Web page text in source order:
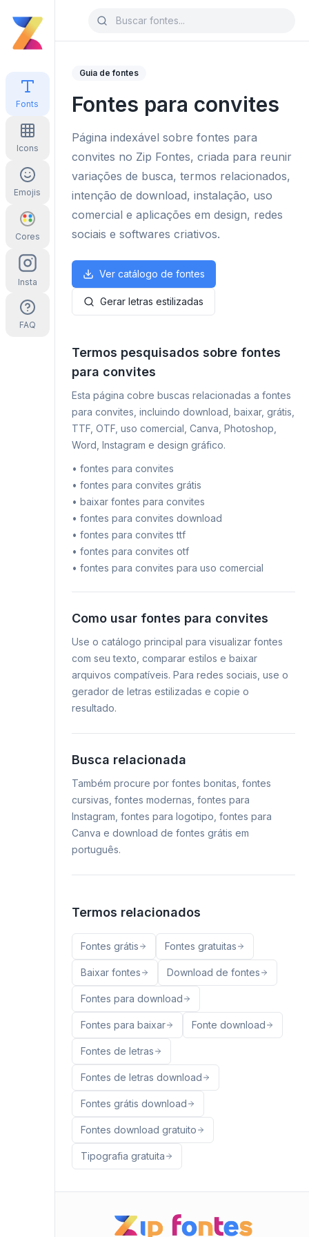
Fonts
Icons
Emojis
Cores
Insta
FAQ
Guia de fontes
Fontes para convites
Página indexável sobre fontes para
convites no Zip Fontes, criada para reunir
variações de busca, termos relacionados,
intenção de download, instalação, uso
comercial e aplicações em design, redes
sociais e softwares criativos.
Ver catálogo de fontes
Gerar letras estilizadas
Termos pesquisados sobre fontes
para convites
Esta página cobre buscas relacionadas a fontes
para convites, incluindo download, baixar, grátis,
TTF, OTF, uso comercial, Canva, Photoshop,
Word, Instagram e design gráfico.
• fontes para convites
• fontes para convites grátis
• baixar fontes para convites
• fontes para convites download
• fontes para convites ttf
• fontes para convites otf
• fontes para convites para uso comercial
Como usar fontes para convites
Use o catálogo principal para visualizar fontes
com seu texto, comparar estilos e baixar
arquivos compatíveis. Para redes sociais, use o
gerador de letras estilizadas e copie o
resultado.
Busca relacionada
Também procure por fontes bonitas, fontes
cursivas, fontes modernas, fontes para
Instagram, fontes para logotipo, fontes para
Canva e download de fontes grátis em
português.
Termos relacionados
Fontes grátis Fontes gratuitas
Baixar fontes Download de fontes
Fontes para download
Fontes para baixar Fonte download
Fontes de letras
Fontes de letras download
Fontes grátis download
Fontes download gratuito
Tipografia gratuita